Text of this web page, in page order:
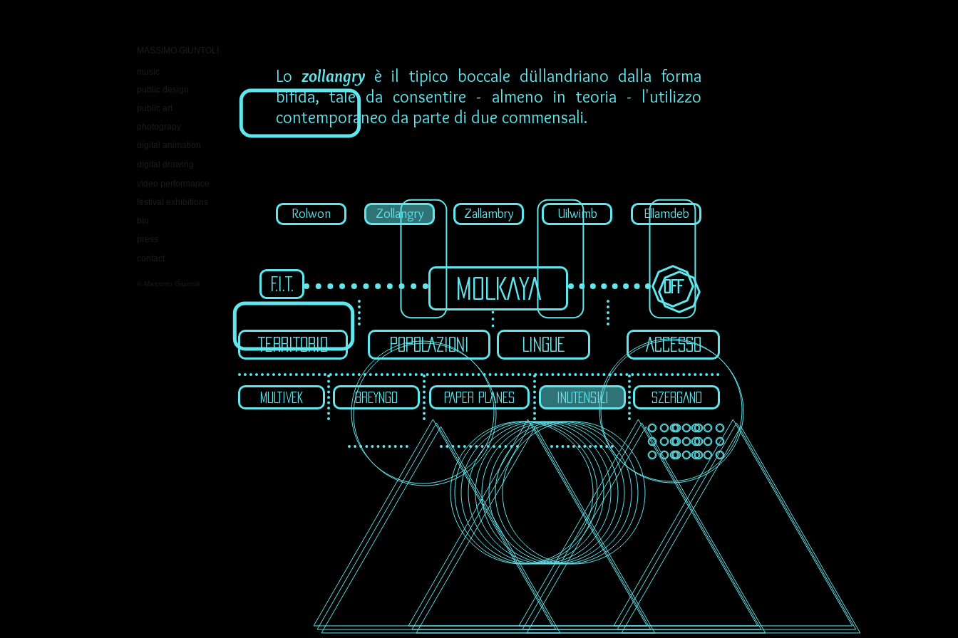
Lozollangry è il tipico boccale düllandriano dalla forma
bifida, tale da consentire - almeno in teoria - l'utilizzo
contemporaneo da parte di due commensali.
Rolwon Zollangry Zallambry Uilwimb Ellamdeb
TERRITORIO
F.I.T.
LINGUE ACCESSO
MULTIVEK BREYNGO
POPOLAZIONI
SZERGAND
MOLKAYA
INUTENSILI
PAPER PLANES
OFF
video performance
festival exhibitions
MASSIMO GIUNTOLI
public art
photograpy
bio
digital animation
music
press
© Massimo Giuntoli
public design
contact
digital drawing